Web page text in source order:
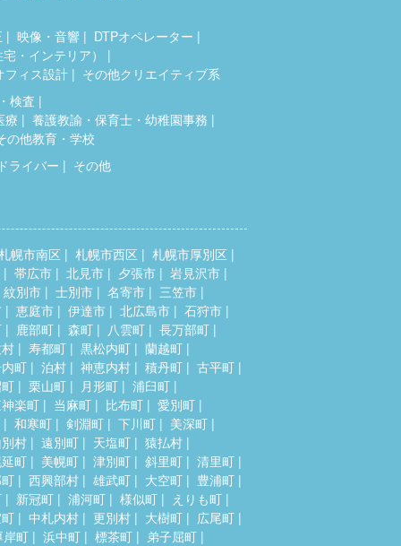
映像・音響
DTPオペレーター
・インテリア）
フィス設計
その他クリエイティブ系
検査
療
養護教諭・保育士・幼稚園事務
の他教育・学校
ライバー
その他
幌市南区 札幌市西区
札幌市厚別区
帯広市
北見市 夕張市
岩見沢市
紋別市
士別市 名寄市
三笠市
恵庭市 伊達市 北広島市
石狩市
鹿部町 森町 八雲町
長万部町
寿都町 黒松内町
蘭越町
町
泊村 神恵内村 積丹町
古平町
栗山町 月形町
浦臼町
楽町
当麻町 比布町
愛別町
和寒町
剣淵町 下川町
美深町
村
遠別町 天塩町
猿払村
町
美幌町 津別町 斜里町
清里町
西興部村 雄武町 大空町
豊浦町
新冠町 浦河町 様似町
えりも町
中札内村 更別村 大樹町
広尾町
岸町
浜中町 標茶町 弟子屈町